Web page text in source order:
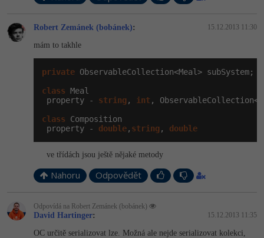
SEO
UX
Business
Kryptoměny -25%
Copywriting -30%
MS Office -80%
Google Dokumenty
Time management
Adobe XD
Adobe InDesign
Adobe After Effects
Blender -80%
Inkscape
Fotografování -80%
Video
Pro firmy
Robert Zemánek (bobánek): 15.12.2013 11:30
mám to takhle
private ObservableCollection<Meal> subSystem;
class Meal
property - string, int ,
class Composition
property - double, string, double
ve třídách jsou ještě nějaké metody
Nahoru Odpovědět
Odpovídá na Robert Zemánek (bobánek)
David Hartinger: 15.12.2013 11:35
OC určitě serializovat lze. Možná ale nejde serializovat kolekci,